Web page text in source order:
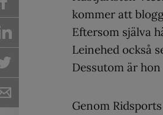
kommer att
Eftersom själva
Leinehed också
Dessutom är
Genom